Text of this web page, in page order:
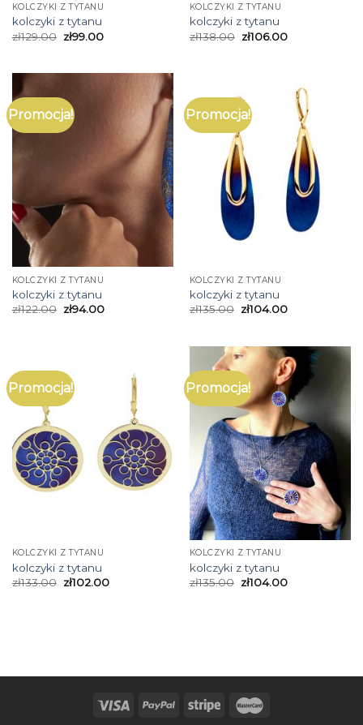
KOLCZYKI Z TYTANU
kolczyki z tytanu
zł129.00 zł99.00
KOLCZYKI Z TYTANU
kolczyki z tytanu
zł138.00 zł106.00
Promocja!
KOLCZYKI Z TYTANU
kolczyki z tytanu
zł122.00 zł94.00
Promocja!
KOLCZYKI Z TYTANU
kolczyki z tytanu
zł135.00 zł104.00
Promocja!
KOLCZYKI Z TYTANU
kolczyki z tytanu
zł133.00 zł102.00
Promocja!
KOLCZYKI Z TYTANU
kolczyki z tytanu
zł135.00 zł104.00